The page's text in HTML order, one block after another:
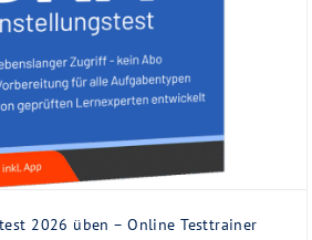
2026 üben – Online Testtrainer